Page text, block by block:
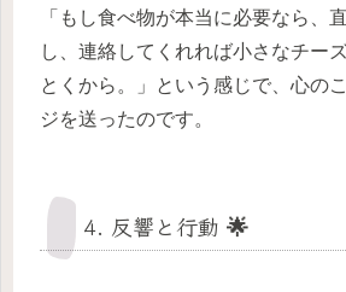
「もし食べ物が本当に必要なら、
し、連絡してくれれば小さなチー
とくから。」という感じで、心の
ジを送ったのです。
4. 反響と行動 🌟